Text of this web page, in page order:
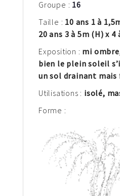
Groupe : 16
Taille : 10 ans 1 à
20 ans 3 à 5m (H) x 4
Exposition : mi
bien le plein soleil
un sol drainant mais
Utilisations : isolé,
Forme :